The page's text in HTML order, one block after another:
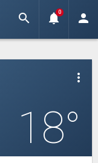
search notifications
0 person
more_vert
18°